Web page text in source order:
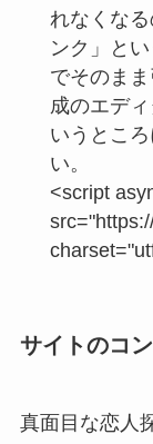
れなくな
ンク」と
でそのま
成のエデ
いうとこ
い。
<script
サイトのコ
真面目な恋人